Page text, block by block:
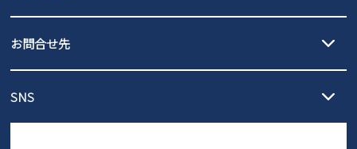
3,980円（税込）以上お買い上げで送料無料
ご利用ください。
発送日・送料詳細についてはご利用ガイドを
ご利用ください。
の片道無料サービスを実施中！
ントとしても安心してご利用いただけるよう、サイズ交換の受付期
お問合せ先
営業時間：11時～17時
SNS